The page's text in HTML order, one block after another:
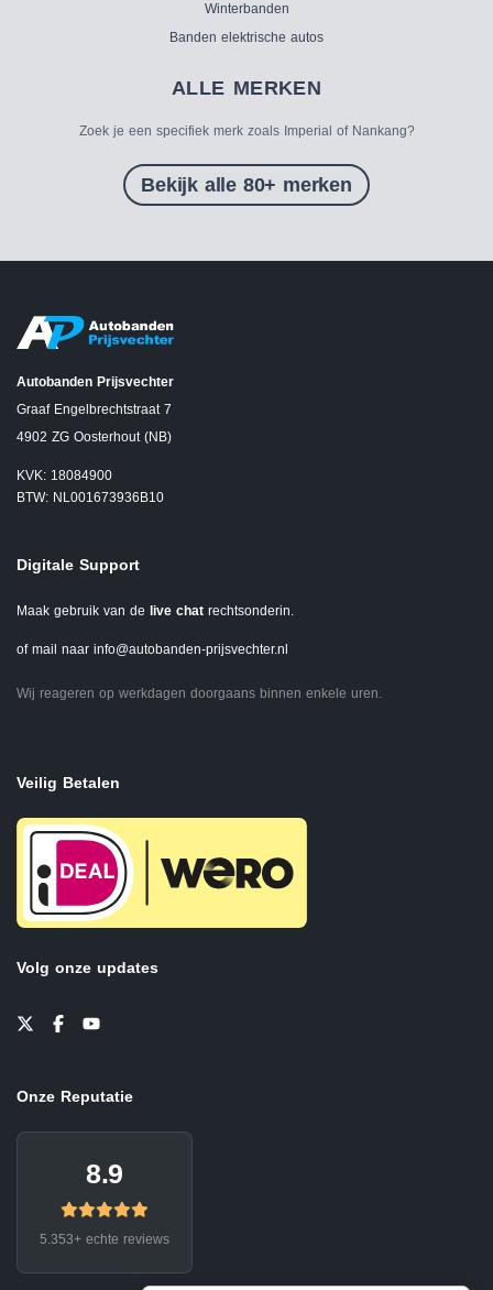
Winterbanden
Banden elektrische autos
ALLE MERKEN
Zoek je een specifiek merk zoals Imperial of Nankang?
Bekijk alle 80+ merken
Autobanden Prijsvechter
Graaf Engelbrechtstraat 7
4902 ZG Oosterhout (NB)
KVK: 18084900
BTW: NL001673936B10
Digitale Support
Maak gebruik van de live chat rechtsonderin.
of mail naar info@autobanden-prijsvechter.nl
Wij reageren op werkdagen doorgaans binnen enkele uren.
Veilig Betalen
Volg onze updates
Onze Reputatie
8.9
5.353+ echte reviews